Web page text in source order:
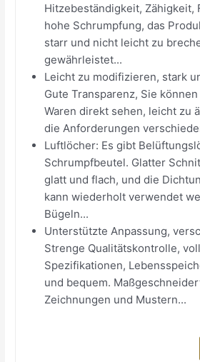
Hitzebeständigkeit, Zähigkeit,
hohe Schrumpfung, das
starr und nicht leicht zu
gewährleistet...
Leicht zu modifizieren, stark
Gute Transparenz, Sie
Waren direkt sehen, leicht zu
die Anforderungen
Luftlöcher: Es gibt
Schrumpfbeutel. Glatter
glatt und flach, und die
kann wiederholt verwendet
Bügeln...
Unterstützte Anpassung,
Strenge Qualitätskontrolle,
Spezifikationen,
und bequem.
Zeichnungen und Mustern...